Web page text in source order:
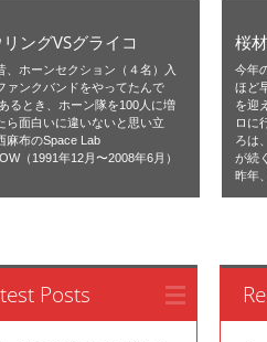
ングVSグライコ
、ホーンセクション（４名）入
ァンクバンドをやってたんで
るとき、ホーン隊を100人に増
ら面白いに違いないと思い立
麻布のSpace Lab
（1991年12月〜2008年6月）
桜
今年
ほど
を迎
ロに
ろは
が続
昨年
Posts